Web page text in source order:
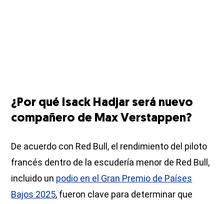
¿Por qué Isack Hadjar será nuevo
compañero de Max Verstappen?
De acuerdo con Red Bull, el rendimiento del piloto
francés dentro de la escudería menor de Red Bull,
incluido un podio en el Gran Premio de Países
Bajos 2025, fueron clave para determinar que